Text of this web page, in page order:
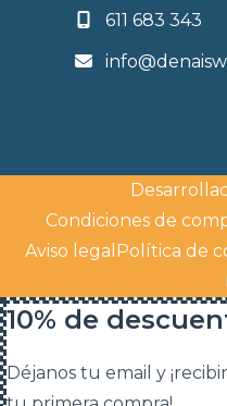
611 683 343
Condiciones de
Aviso legal Política de
10% de
Déjanos tu email y